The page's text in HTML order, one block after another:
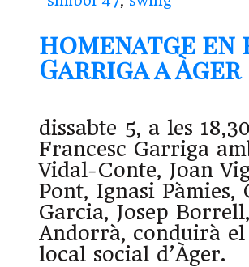
homenatge
Garriga a Àger
dissabte 5, a les
Francesc Garriga
Vidal-Conte, Joan
Pont, Ignasi
Garcia, Josep
Andorrà, conduirà
local social d’Àger.